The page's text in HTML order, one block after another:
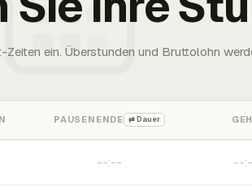
ein. Überstunden und Bruttolohn
PAUSENENDE ⇄ Dauer